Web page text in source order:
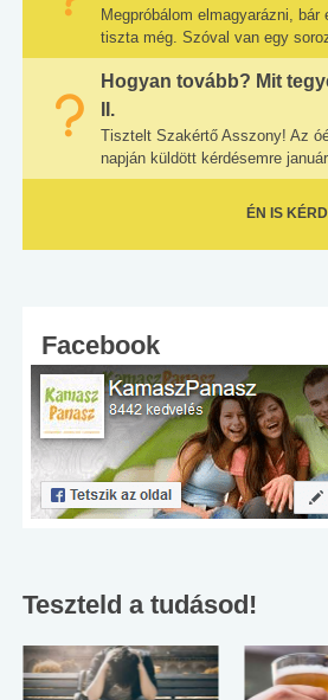
Megpróbálom elmagyarázni, bár
tiszta még. Szóval van egy
Hogyan tovább? Mit
II.
Tisztelt Szakértő Asszony! Az
napján küldött kérdésemre
ÉN IS
Facebook
Teszteld a tudásod!